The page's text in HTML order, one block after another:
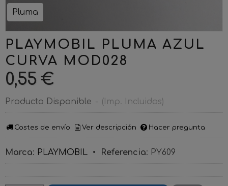
Pluma
PLAYMOBIL PLUMA AZUL
CURVA MOD028
0,55 €
Producto Disponible - (Imp. Incluidos)
Costes de envío Ver descripción Hacer pregunta
Marca: PLAYMOBIL • Referencia: PY609